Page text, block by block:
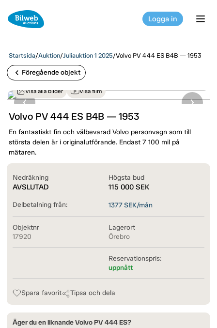
Logga in
Startsida/Auktion/Juliauktion 1 2025/Volvo PV 444 ES B4B — 1953
chevron_left Föregående objekt
Visa alla bilder Visa film
Volvo PV 444 ES B4B — 1953
En fantastiskt fin och välbevarad Volvo personvagn som till
största delen är i originalutförande. Endast 7 100 mil på
mätaren.
Nedräkning
AVSLUTAD
Högsta bud
115 000 SEK
Delbetalning från: 1377SEK/mån
Objektnr
17920
Lagerort
Örebro
Reservationspris:
uppnått
Spara favorit Tipsa och dela
Äger du en liknande Volvo PV 444 ES?